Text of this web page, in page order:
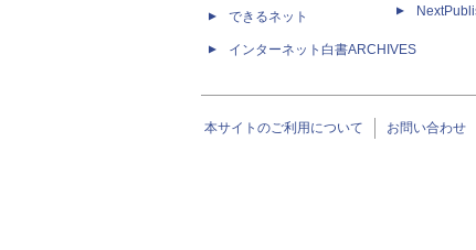
できるネット
インターネット白書ARCHIVES
本サイトのご利用について お問い合わせ